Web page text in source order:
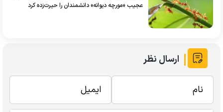
عجیب «مورچه دیوانه» دانشمندان را حیرت‌زده کرد
ارسال نظر